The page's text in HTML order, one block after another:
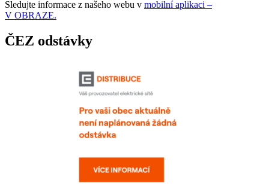
Sledujte informace z našeho webu v mobilní aplikaci –
V OBRAZE.
ČEZ odstávky